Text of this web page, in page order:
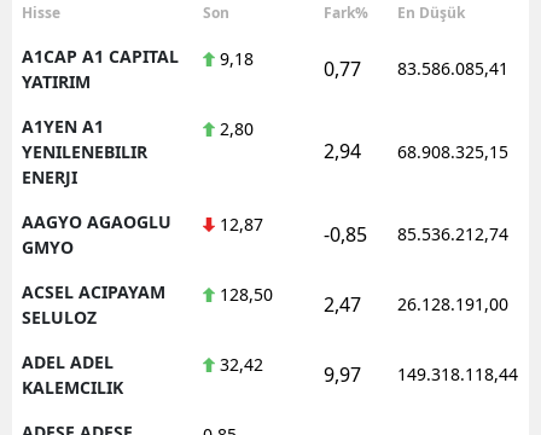
Hisse Son Fark% En Düşük
A1CAP A1 CAPITAL
YATIRIM
9,18 0,77 83.586.085,41
A1YEN A1
YENILENEBILIR
ENERJI
2,80
2,94 68.908.325,15
AAGYO AGAOGLU
GMYO
12,87 -0,85 85.536.212,74
ACSEL ACIPAYAM
SELULOZ
128,50 2,47 26.128.191,00
ADEL ADEL
KALEMCILIK
32,42 9,97 149.318.118,44